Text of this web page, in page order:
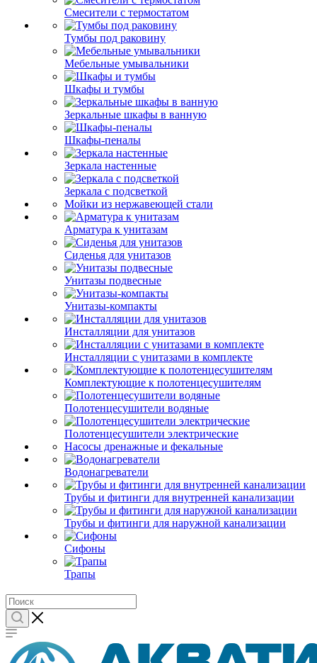
Смесители с термостатом
Тумбы под раковину
Мебельные умывальники
Шкафы и тумбы
Зеркальные шкафы в ванную
Шкафы-пеналы
Зеркала настенные
Зеркала с подсветкой
Мойки из нержавеющей стали
Арматура к унитазам
Сиденья для унитазов
Унитазы подвесные
Унитазы-компакты
Инсталляции для унитазов
Инсталляции с унитазами в комплекте
Комплектующие к полотенцесушителям
Полотенцесушители водяные
Полотенцесушители электрические
Насосы дренажные и фекальные
Водонагреватели
Трубы и фитинги для внутренней канализации
Трубы и фитинги для наружной канализации
Сифоны
Трапы